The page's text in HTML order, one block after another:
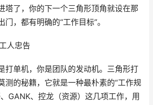
塔了，你的下一个三角形顶角就设在那
门，都有明确的“工作目标”。
人忠告
打单机，你是团队的发动机。三角形打
测的秘籍，它就是一种最朴素的“工作规
GANK、控龙（资源）这几项工作，用